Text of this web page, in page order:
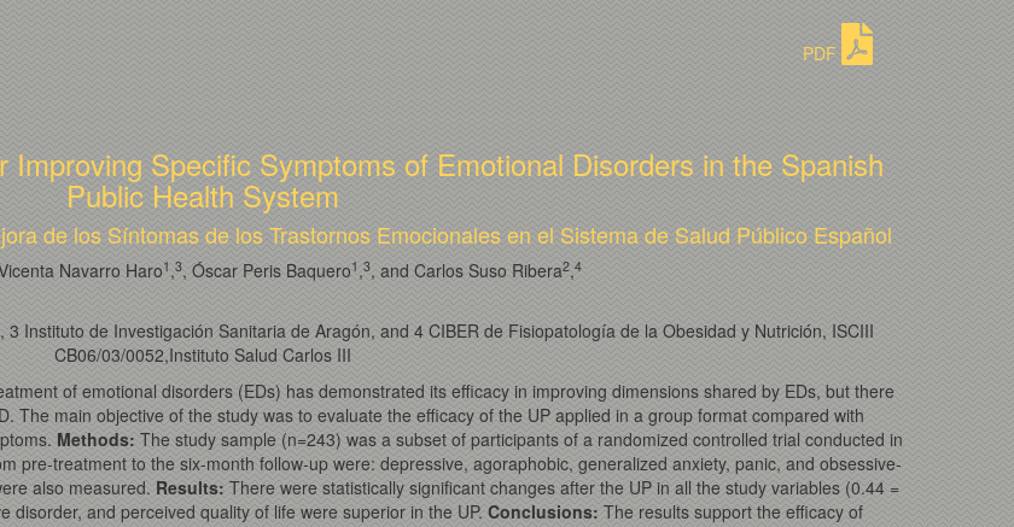
PDF
Specific Symptoms of Emotional Disorders in the Spanish
Public Health System
de los Síntomas de los Trastornos Emocionales en el Sistema de Salud Público Español
Navarro Haro1 ,3, Óscar Peris Baquero1 ,3, and Carlos Suso Ribera2,4
Instituto de Investigación Sanitaria de Aragón, and 4 CIBER de Fisiopatología de la Obesidad y Nutrición, ISCIII
CB06/03/0052,Instituto Salud Carlos III
of emotional disorders (EDs) has demonstrated its efficacy in improving dimensions shared by EDs, but there
The main objective of the study was to evaluate the efficacy of the UP applied in a group format compared with
Methods: The study sample (n=243) was a subset of participants of a randomized controlled trial conducted in
pre-treatment to the six-month follow-up were: depressive, agoraphobic, generalized anxiety, panic, and obsessive-
also measured. Results: There were statistically significant changes after the UP in all the study variables (0.44 =
and perceived quality of life were superior in the UP. Conclusions: The results support the efficacy of